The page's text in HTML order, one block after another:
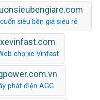
siêu bền giá siêu rẻ
chợ xe Vinfast
phát điện AGG